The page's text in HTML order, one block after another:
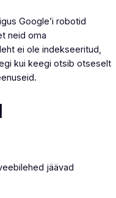
Google’i robotid
neid oma
ei ole indekseeritud,
kui keegi otsib otseselt
jäävad